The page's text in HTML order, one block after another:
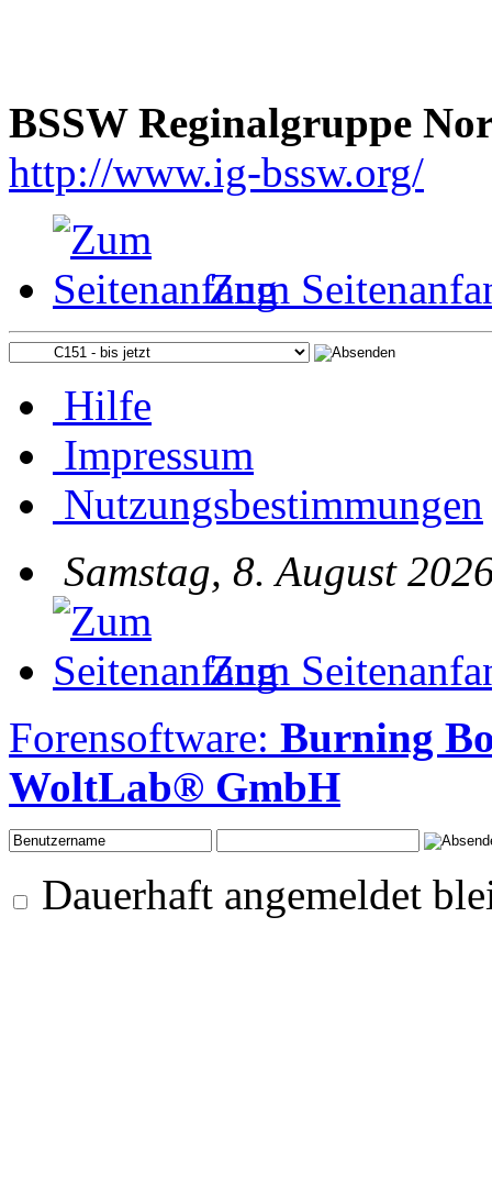
BSSW Reginalgruppe
http://www.ig-bssw.org/
Zum
Hilfe
Impressum
Nutzungsbestimmungen
Samstag, 8. August
Zum
Forensoftware: Burning
WoltLab® GmbH
Dauerhaft angemeldet